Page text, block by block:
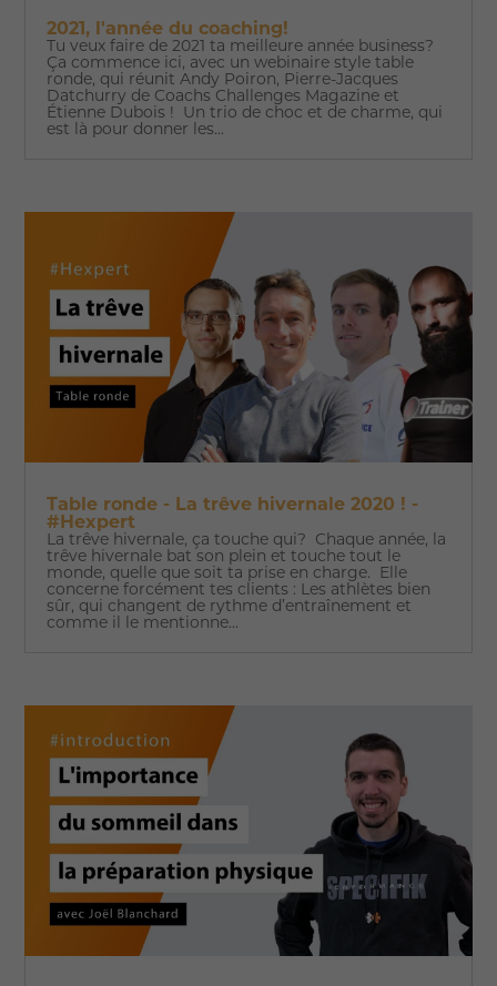
2021, l'année du coaching!
Tu veux faire de 2021 ta meilleure année business?
Ça commence ici, avec un webinaire style table
ronde, qui réunit Andy Poiron, Pierre-Jacques
Datchurry de Coachs Challenges Magazine et
Étienne Dubois ! Un trio de choc et de charme, qui
est là pour donner les...
Table ronde - La trêve hivernale 2020 ! -
#Hexpert
La trêve hivernale, ça touche qui? Chaque année, la
trêve hivernale bat son plein et touche tout le
monde, quelle que soit ta prise en charge. Elle
concerne forcément tes clients : Les athlètes bien
sûr, qui changent de rythme d’entraînement et
comme il le mentionne...